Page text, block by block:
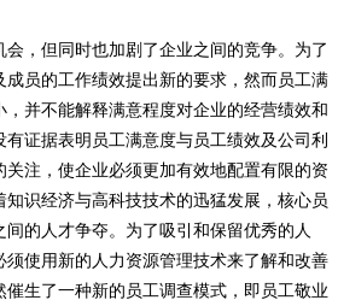
，但同时也加剧了企业之间的竞争。为了
员的工作绩效提出新的要求，然而员工满
并不能解释满意程度对企业的经营绩效和
证据表明员工满意度与员工绩效及公司利
注，使企业必须更加有效地配置有限的资
识经济与高科技技术的迅猛发展，核心员
的人才争夺。为了吸引和保留优秀的人
使用新的人力资源管理技术来了解和改善
生了一种新的员工调查模式，即员工敬业